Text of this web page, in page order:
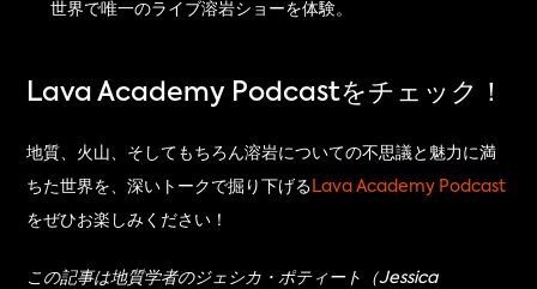
世界で唯一のライブ溶岩ショーを体験。
Lava Academy Podcastをチェック！
地質、火山、そしてもちろん溶岩についての不思議と魅力に満
ちた世界を、深いトークで掘り下げる Lava Academy Podcast
をぜひお楽しみください！
この記事は地質学者のジェシカ・ポティート（Jessica